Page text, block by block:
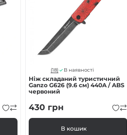
(18) В наявності
Ніж складаний туристичний
Ganzo G626 (9.6 см) 440A / ABS
червоний
430 грн
В кошик